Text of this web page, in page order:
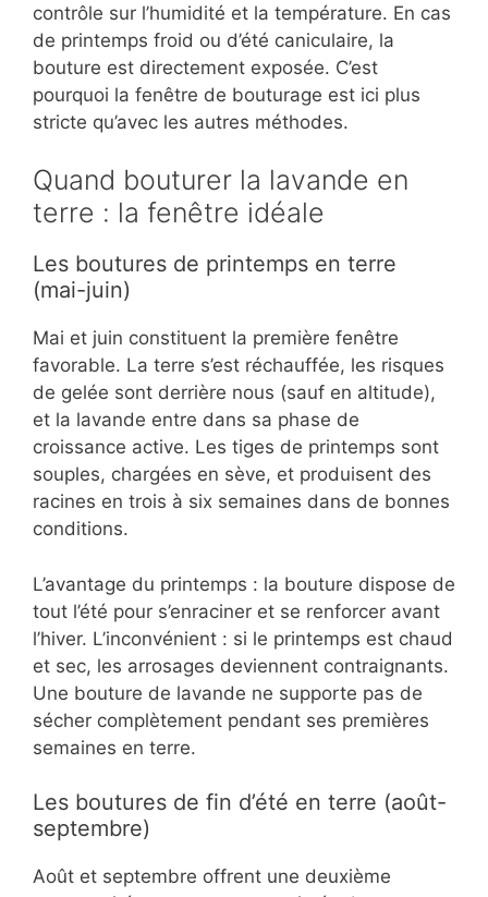
contrôle sur l’humidité et la température. En cas
de printemps froid ou d’été caniculaire, la
bouture est directement exposée. C’est
pourquoi la fenêtre de bouturage est ici plus
stricte qu’avec les autres méthodes.
Quand bouturer la lavande en
terre : la fenêtre idéale
Les boutures de printemps en terre
(mai-juin)
Mai et juin constituent la première fenêtre
favorable. La terre s’est réchauffée, les risques
de gelée sont derrière nous (sauf en altitude),
et la lavande entre dans sa phase de
croissance active. Les tiges de printemps sont
souples, chargées en sève, et produisent des
racines en trois à six semaines dans de bonnes
conditions.
L’avantage du printemps : la bouture dispose de
tout l’été pour s’enraciner et se renforcer avant
l’hiver. L’inconvénient : si le printemps est chaud
et sec, les arrosages deviennent contraignants.
Une bouture de lavande ne supporte pas de
sécher complètement pendant ses premières
semaines en terre.
Les boutures de fin d’été en terre (août-
septembre)
Août et septembre offrent une deuxième